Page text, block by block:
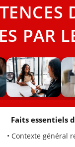
PAR
Faits essentiels
• Contexte général